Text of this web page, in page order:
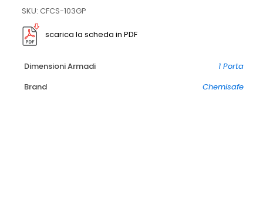
SKU: CFCS-103GP
scarica la scheda in PDF
Dimensioni Armadi
1 Porta
Brand
Chemisafe